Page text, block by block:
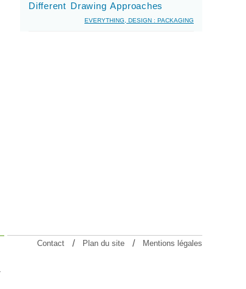
Different Drawing Approaches
EVERYTHING, DESIGN : PACKAGING
Contact Plan du site Mentions légales